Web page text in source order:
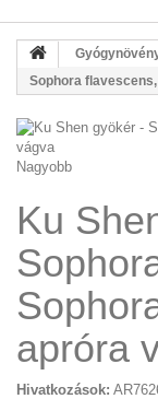
Sophora
Nagyobb
Ku
apróra
Hivatkozások: